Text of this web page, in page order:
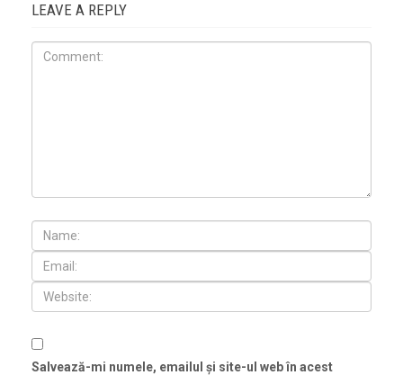
LEAVE A REPLY
Salvează-mi numele, emailul și site-ul web în acest